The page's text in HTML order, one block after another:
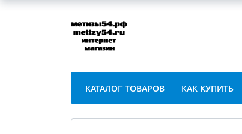
КАТАЛОГ ТОВАРОВ КАК КУПИТЬ